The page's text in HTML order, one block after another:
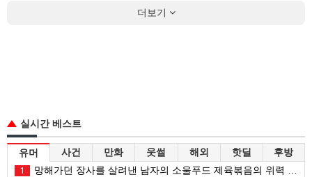
더보기
실시간 베스트
유머 사건 만화 웃썰 해외 핫딜 후방
1 망해가던 장사를 살려낸 남자의 소울푸드 제육볶음의 위력 ㅋㅋ